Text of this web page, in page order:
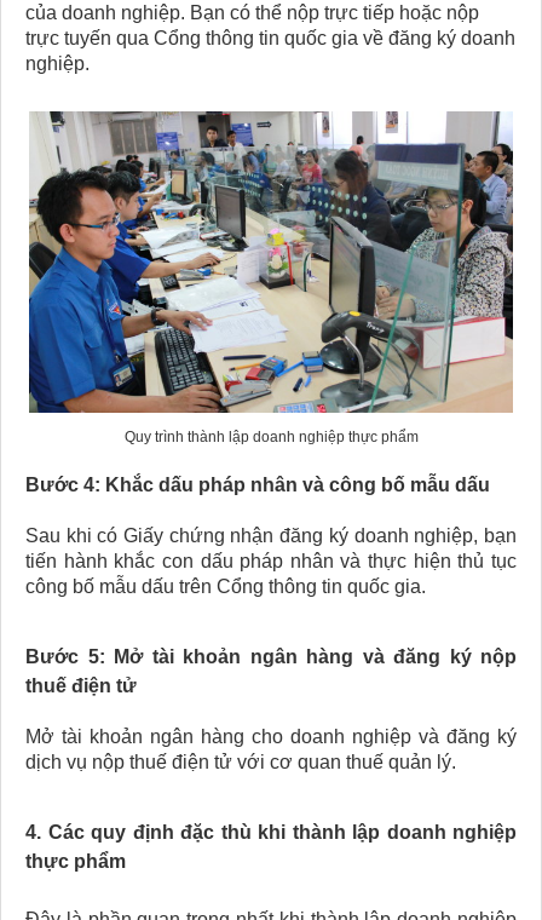
của doanh nghiệp. Bạn có thể nộp trực tiếp hoặc nộp
trực tuyến qua Cổng thông tin quốc gia về đăng ký doanh
nghiệp.
Quy trình thành lập doanh nghiệp thực phẩm
Bước 4: Khắc dấu pháp nhân và công bố mẫu dấu
Sau khi có Giấy chứng nhận đăng ký doanh nghiệp, bạn
tiến hành khắc con dấu pháp nhân và thực hiện thủ tục
công bố mẫu dấu trên Cổng thông tin quốc gia.
Bước 5: Mở tài khoản ngân hàng và đăng ký nộp
thuế điện tử
Mở tài khoản ngân hàng cho doanh nghiệp và đăng ký
dịch vụ nộp thuế điện tử với cơ quan thuế quản lý.
4. Các quy định đặc thù khi thành lập doanh nghiệp
thực phẩm